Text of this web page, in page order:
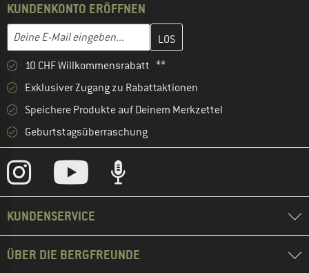
KUNDENKONTO ERÖFFNEN
E-Mail-Adresse
Gib hier deine E-Mail-Adresse ein und erstelle im nächsten
10 CHF Willkommensrabatt **
Exklusiver Zugang zu Rabattaktionen
Speichere Produkte auf Deinem Merkzettel
Geburtstagsüberraschung
KUNDENSERVICE
ÜBER DIE BERGFREUNDE